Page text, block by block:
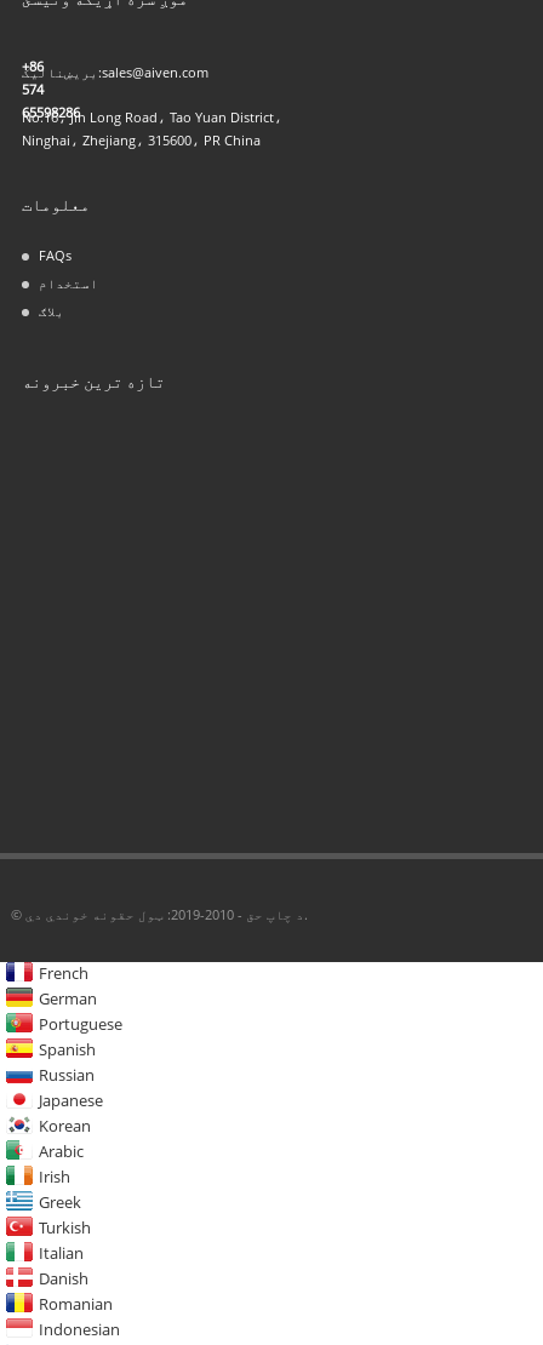
+86
574
65598286
بریښنالیک:sales@aiven.com
No.16، Jin Long Road، Tao Yuan District،
Ninghai، Zhejiang، 315600، PR China
معلومات
FAQs
استخدام
بلاګ
تازه ترین خبرونه
© د چاپ حق - 2010-2019: ټول حقونه خوندي دي.
French
German
Portuguese
Spanish
Russian
Japanese
Korean
Arabic
Irish
Greek
Turkish
Italian
Danish
Romanian
Indonesian